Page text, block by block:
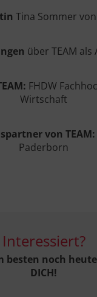
Tina Sommer von
über TEAM
FHDW
Wirtschaft
von TEAM:
Paderborn
Interessiert?
besten noch
DICH!